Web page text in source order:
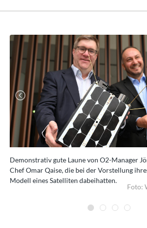
Demonstrativ gute Laune von O2-Manager
Chef Omar Qaise, die bei der Vorstellung
Modell eines Satelliten dabeihatten.
Foto:
Previous